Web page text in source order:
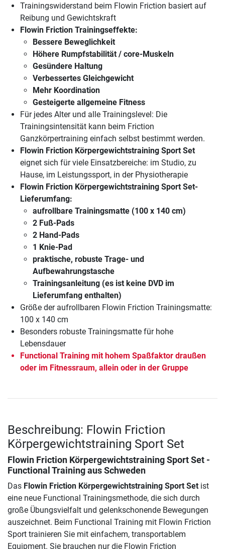
Trainingswiderstand beim Flowin Friction basiert auf
Reibung und Gewichtskraft
Flowin Friction Trainingseffekte:
Bessere Beweglichkeit
Höhere Rumpfstabilität / core-Muskeln
Gesündere Haltung
Verbessertes Gleichgewicht
Mehr Koordination
Gesteigerte allgemeine Fitness
Für jedes Alter und alle Trainingslevel: Die
Trainingsintensität kann beim Friction
Ganzkörpertraining einfach selbst bestimmt werden.
Flowin Friction Körpergewichtstraining Sport Set
eignet sich für viele Einsatzbereiche: im Studio, zu
Hause, im Leistungssport, in der Physiotherapie
Flowin Friction Körpergewichtstraining Sport Set-
Lieferumfang:
aufrollbare Trainingsmatte (100 x 140 cm)
2 Fuß-Pads
2 Hand-Pads
1 Knie-Pad
praktische, robuste Trage- und
Aufbewahrungstasche
Trainingsanleitung (es ist keine DVD im
Lieferumfang enthalten)
Größe der aufrollbaren Flowin Friction Trainingsmatte:
100 x 140 cm
Besonders robuste Trainingsmatte für hohe
Lebensdauer
Functional Training mit hohem Spaßfaktor draußen
oder im Fitnessraum, allein oder in der Gruppe
Beschreibung: Flowin Friction
Körpergewichtstraining Sport Set
Flowin Friction Körpergewichtstraining Sport Set -
Functional Training aus Schweden
Das Flowin Friction Körpergewichtstraining Sport Set ist
eine neue Functional Trainingsmethode, die sich durch
große Übungsvielfalt und gelenkschonende Bewegungen
auszeichnet. Beim Functional Training mit Flowin Friction
Sport trainieren Sie mit einfachem, transportablem
Equipment. Sie brauchen nur die Flowin Friction